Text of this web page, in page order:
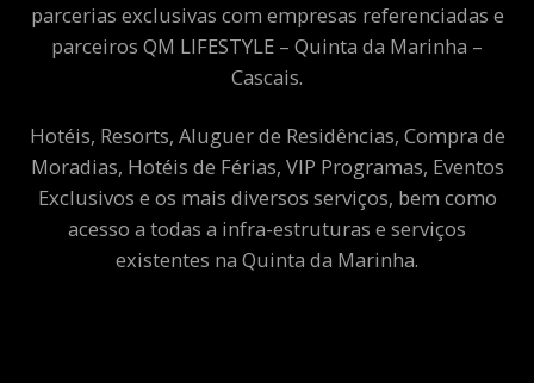
parcerias exclusivas com empresas referenciadas e
parceiros QM LIFESTYLE – Quinta da Marinha –
Cascais.
Hotéis, Resorts, Aluguer de Residências, Compra de
Moradias, Hotéis de Férias, VIP Programas, Eventos
Exclusivos e os mais diversos serviços, bem como
acesso a todas a infra-estruturas e serviços
existentes na Quinta da Marinha.